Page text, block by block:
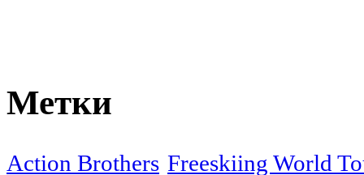
Метки
Action Brothers Freeskiing World